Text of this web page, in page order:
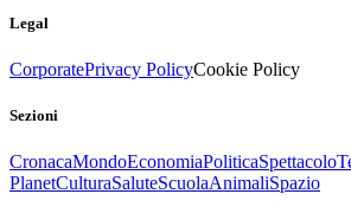
Legal
CorporatePrivacy PolicyCookie Policy
Sezioni
CronacaMondoEconomiaPoliticaSpettacolo
PlanetCulturaSaluteScuolaAnimaliSpazio